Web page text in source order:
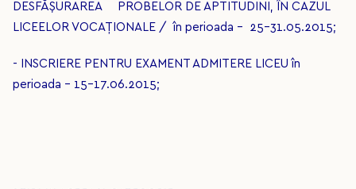
DESFĂŞURAREA PROBELOR DE APTITUDINI, ÎN CAZUL
LICEELOR VOCAŢIONALE / în perioada - 25-31.05.2015;
- INSCRIERE PENTRU EXAMENT ADMITERE LICEU în
perioada - 15-17.06.2015;